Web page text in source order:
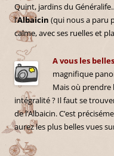
Quint, jardins du
l’Albaicin (qui nous a paru
calme, avec ses ruelles et
A vous les
magnifique
Mais où prendre
intégralité ? Il faut se
de l’Albaicin. C’est
aurez les plus belles vues